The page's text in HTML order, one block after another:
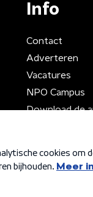
Info
Contact
Adverteren
Vacatures
NPO Campus
Download de